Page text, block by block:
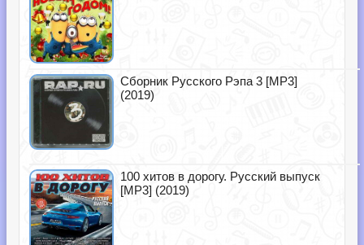
Сборник Русского Рэпа 3 [MP3]
(2019)
100 хитов в дорогу. Русский выпуск
[MP3] (2019)